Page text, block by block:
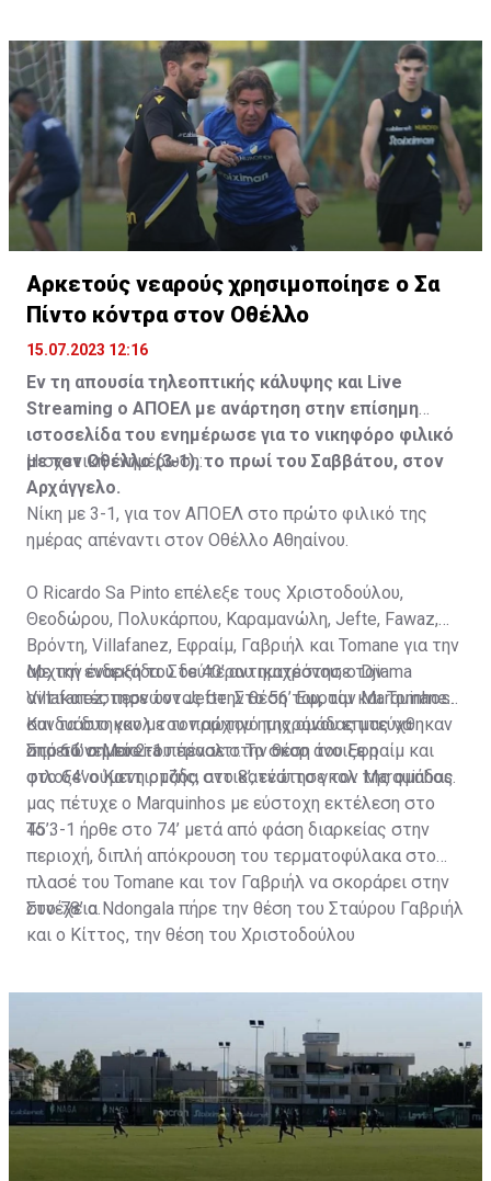
Αρκετούς νεαρούς χρησιμοποίησε ο Σα
Πίντο κόντρα στον Οθέλλο
15.07.2023 12:16
Εν τη απουσία τηλεοπτικής κάλυψης και Live
Streaming ο ΑΠΟΕΛ με ανάρτηση στην επίσημη
ιστοσελίδα του ενημέρωσε για το νικηφόρο φιλικό
με τον Οθέλλο (3-1), το πρωί του Σαββάτου, στον
Αρχάγγελο.
Η σχετική ενημέρωση:
Νίκη με 3-1, για τον ΑΠΟΕΛ στο πρώτο φιλικό της
ημέρας απέναντι στον Οθέλλο Αθηαίνου.
Ο Ricardo Sa Pinto επέλεξε τους Χριστοδούλου,
Θεοδώρου, Πολυκάρπου, Καραμανώλη, Jefte, Fawaz,
Βρόντη, Villafanez, Εφραίμ, Γαβριήλ και Tomane για την
αρχική ενδεκάδα. Στο 40’ αντικατέστησε τον
Villafanez, περνώντας στην θέση του, τον Marquinhos.
Και τα δυο γκολ του πρώτου ημιχρόνου επιτεύχθηκαν
από το σημείο του πέναλτι. Το σκορ άνοιξε η
φιλοξενούμενη ομάδα στο 8’, ενώ το γκολ της ομάδας
μας πέτυχε ο Marquinhos με εύστοχη εκτέλεση στο
45’.
Με την έναρξη του δεύτερου ημιχρόνου, ο Djiama
αντικατέστησε τον Jefte. Στο 56’ Εφραίμ και Tomane
συνδυάστηκαν με τον αρχηγό της ομάδας μας να
σημειώνει το 2-1.
Στο 61’ ο Moreira πέρασε στην θέση του Εφραίμ και
στο 64’ ο Καττιρτζής, αντικατέστησε τον Marquinhos.
Το 3-1 ήρθε στο 74’ μετά από φάση διαρκείας στην
περιοχή, διπλή απόκρουση του τερματοφύλακα στο
πλασέ του Tomane και τον Γαβριήλ να σκοράρει στην
συνέχεια.
Στο 78’ ο Ndongala πήρε την θέση του Σταύρου Γαβριήλ
και ο Κίττος, την θέση του Χριστοδούλου